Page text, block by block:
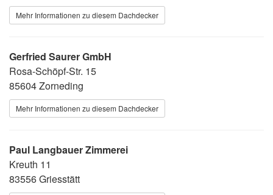
Mehr Informationen zu diesem Dachdecker
Gerfried Saurer GmbH
Rosa-Schöpf-Str. 15
85604 Zorneding
Mehr Informationen zu diesem Dachdecker
Paul Langbauer Zimmerei
Kreuth 11
83556 Griesstätt